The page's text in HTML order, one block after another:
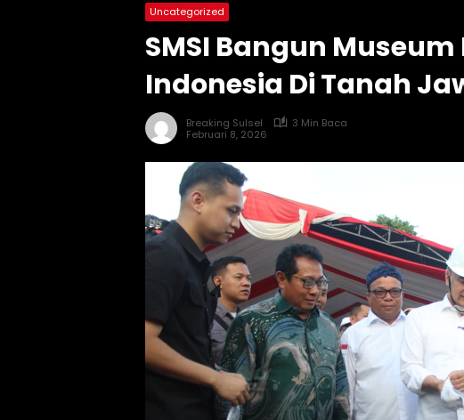
Uncategorized
SMSI Bangun Museum
Indonesia Di Tanah
Breaking Sulsel
3 Min Baca
Februari 8, 2026